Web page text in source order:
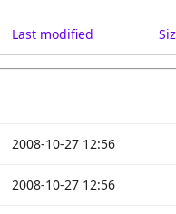
Last modified
2008-10-27 12:56
2008-10-27 12:56